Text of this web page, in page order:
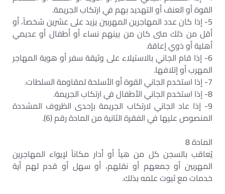
القوة أو العنف أو التهديد بهم في ارتكاب الجريمة.
5- إذا كان عدد المهاجرين المهربين يزيد على عشرين شخصاً، أو
أقل من ذلك متى كان من بينهم نساء أو أطفال أو عديمي
أهلية أو ذوي إعاقة.
6- إذا قام الجاني بالاستيلاء على وثيقة سفر أو هوية المهاجر
المهرب أو إتلافها.
7- إذا استخدم الجاني القوة أو الأسلحة لمقاومة السلطات.
8- إذا استخدم الجاني الأطفال في ارتكاب الجريمة.
9- إذا عاد الجاني لارتكاب الجريمة بإحدى الظروف المشددة
المنصوص عليها في الفقرة الثانية من المادة رقم (6).
المادة 8
يُعاقب بالسجن كل من هيأ أو أدار مكاناً لإيواء المهاجرين
المهربين أو جمعهم أو نقلهم، أو سهل أو قدم لهم أية
خدمات مع ثبوت علمه بذلك.